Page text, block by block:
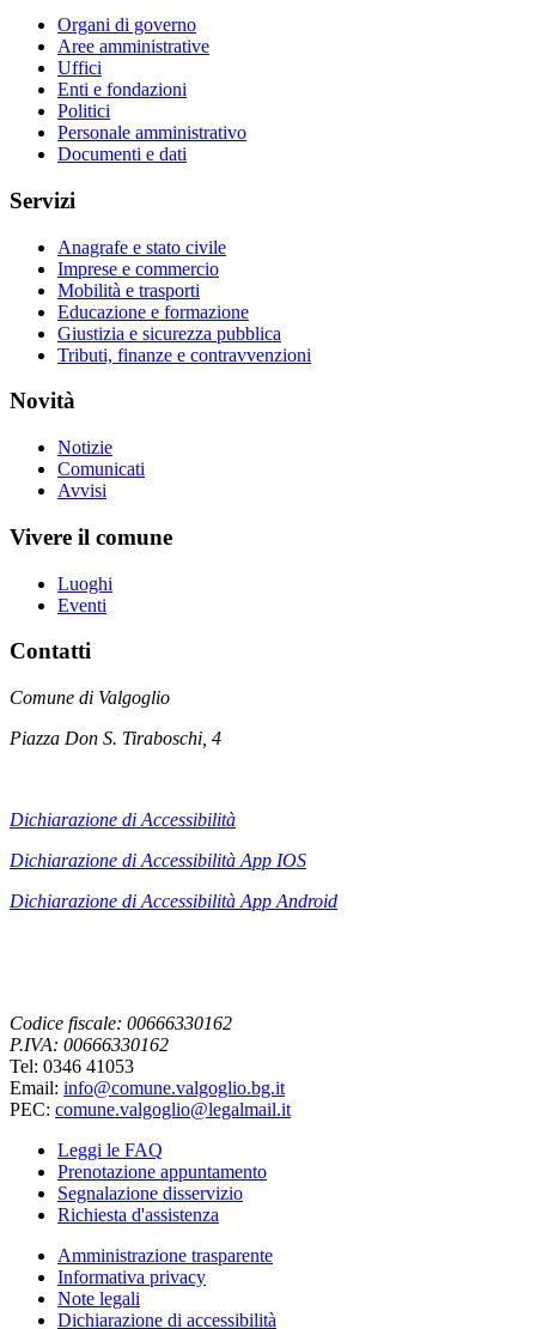
Organi di governo
Aree amministrative
Uffici
Enti e fondazioni
Politici
Personale amministrativo
Documenti e dati
Servizi
Anagrafe e stato civile
Imprese e commercio
Mobilità e trasporti
Educazione e formazione
Giustizia e sicurezza pubblica
Tributi, finanze e contravvenzioni
Novità
Notizie
Comunicati
Avvisi
Vivere il comune
Luoghi
Eventi
Contatti
Comune di Valgoglio
Piazza Don S. Tiraboschi, 4
Dichiarazione di Accessibilità
Dichiarazione di Accessibilità App IOS
Dichiarazione di Accessibilità App Android
Codice fiscale: 00666330162
P.IVA: 00666330162
Tel: 0346 41053
Email: info@comune.valgoglio.bg.it
PEC: comune.valgoglio@legalmail.it
Leggi le FAQ
Prenotazione appuntamento
Segnalazione disservizio
Richiesta d'assistenza
Amministrazione trasparente
Informativa privacy
Note legali
Dichiarazione di accessibilità